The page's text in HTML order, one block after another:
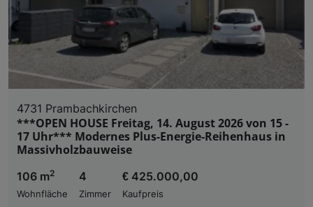
4731 Prambachkirchen
***OPEN HOUSE Freitag, 14. August 2026 von 15 -
17 Uhr*** Modernes Plus-Energie-Reihenhaus in
Massivholzbauweise
106 m2
Wohnfläche
4
Zimmer
€ 425.000,00
Kaufpreis